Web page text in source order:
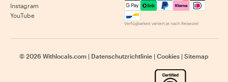
Instagram
YouTube
Verfügbarkeit variiert je nach Reiseziel
© 2026 Withlocals.com | Datenschutzrichtlinie | Cookies | Sitemap